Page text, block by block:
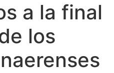
a la final
los